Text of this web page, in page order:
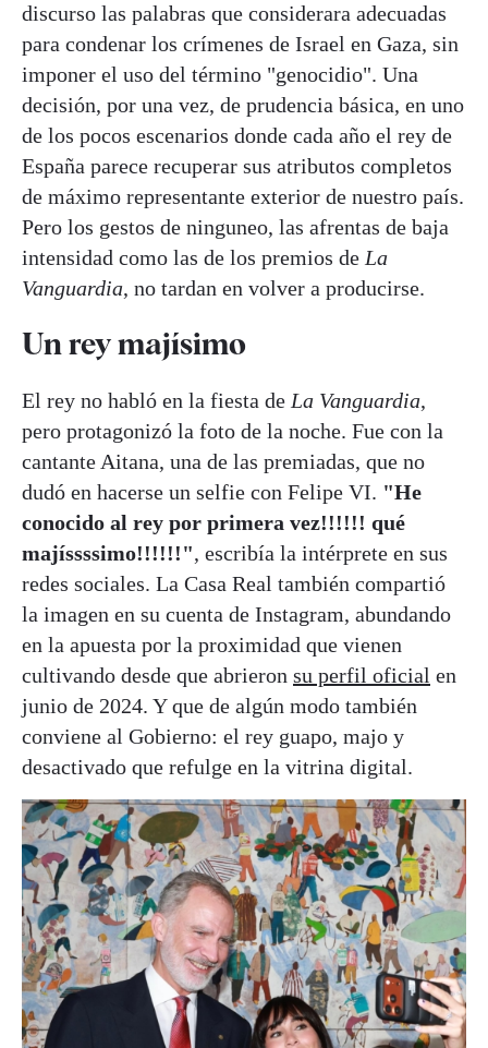
discurso las palabras que considerara adecuadas
para condenar los crímenes de Israel en Gaza, sin
imponer el uso del término "genocidio". Una
decisión, por una vez, de prudencia básica, en uno
de los pocos escenarios donde cada año el rey de
España parece recuperar sus atributos completos
de máximo representante exterior de nuestro país.
Pero los gestos de ninguneo, las afrentas de baja
intensidad como las de los premios de La
Vanguardia, no tardan en volver a producirse.
Un rey majísimo
El rey no habló en la fiesta de La Vanguardia,
pero protagonizó la foto de la noche. Fue con la
cantante Aitana, una de las premiadas, que no
dudó en hacerse un selfie con Felipe VI. "He
conocido al rey por primera vez!!!!!! qué
majíssssimo!!!!!!", escribía la intérprete en sus
redes sociales. La Casa Real también compartió
la imagen en su cuenta de Instagram, abundando
en la apuesta por la proximidad que vienen
cultivando desde que abrieron su perfil oficial en
junio de 2024. Y que de algún modo también
conviene al Gobierno: el rey guapo, majo y
desactivado que refulge en la vitrina digital.